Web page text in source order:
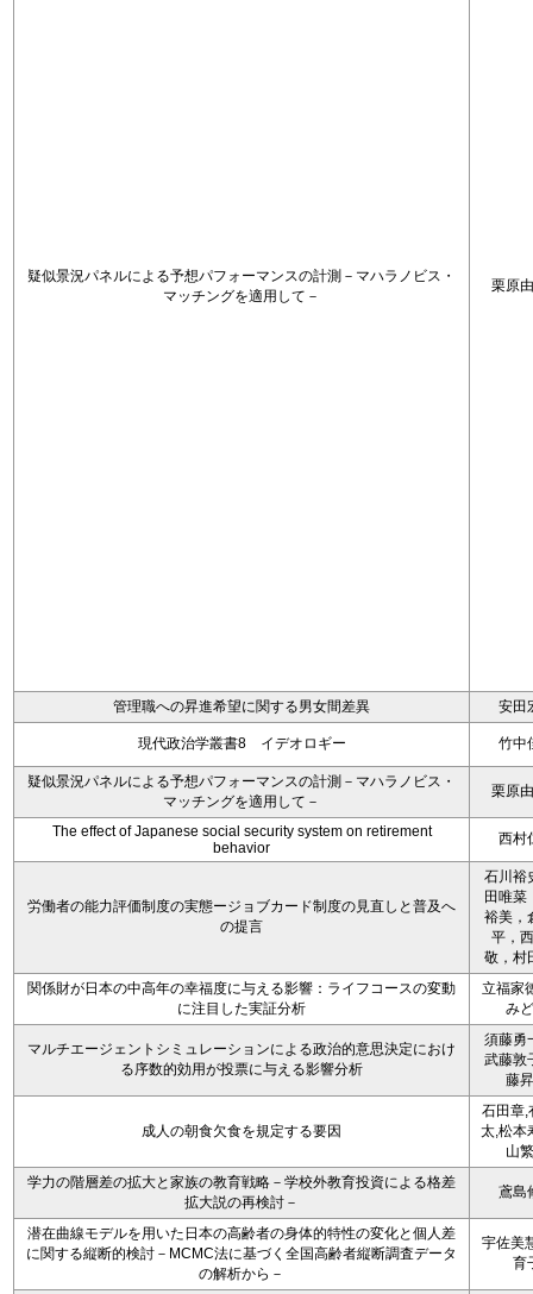
疑似景況パネルによる予想パフォーマンスの計測－マハラノビス・
マッチングを適用して－
栗原
管理職への昇進希望に関する男女間差異 安田
現代政治学叢書8 イデオロギー 竹中
疑似景況パネルによる予想パフォーマンスの計測－マハラノビス・
マッチングを適用して－
栗原
The effect of Japanese social security system on retirement
behavior
西村
労働者の能力評価制度の実態ージョブカード制度の見直しと普及へ
の提言
石川裕
田唯菜
裕美，
平，
敬，村
関係財が日本の中高年の幸福度に与える影響：ライフコースの変動
に注目した実証分析
立福家
み
マルチエージェントシミュレーションによる政治的意思決定におけ
る序数的効用が投票に与える影響分析
須藤勇
武藤敦
藤
成人の朝食欠食を規定する要因
石田章,
太,松本
山
学力の階層差の拡大と家族の教育戦略－学校外教育投資による格差
拡大説の再検討－
鳶島
潜在曲線モデルを用いた日本の高齢者の身体的特性の変化と個人差
に関する縦断的検討－MCMC法に基づく全国高齢者縦断調査データ
の解析から－
宇佐美
育